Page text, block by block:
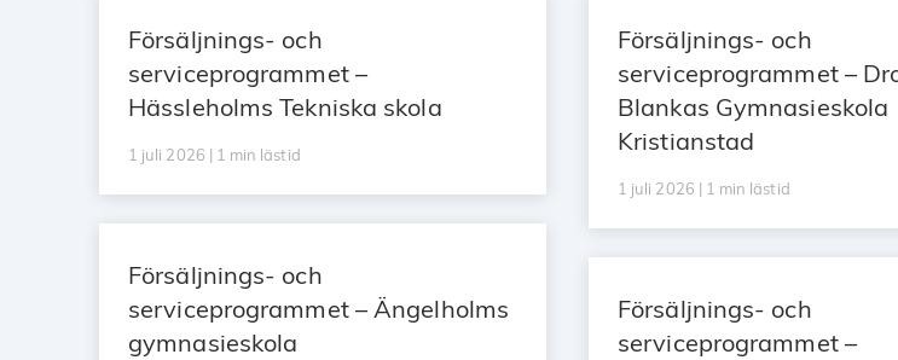
Försäljnings- och
serviceprogrammet –
Hässleholms Tekniska skola
1 juli 2026 | 1 min lästid
Försäljnings- och
serviceprogrammet – Ängelholms
gymnasieskola
Försäljnings- och
serviceprogrammet –
Blankas Gymnasieskola
Kristianstad
1 juli 2026 | 1 min lästid
Försäljnings- och
serviceprogrammet –